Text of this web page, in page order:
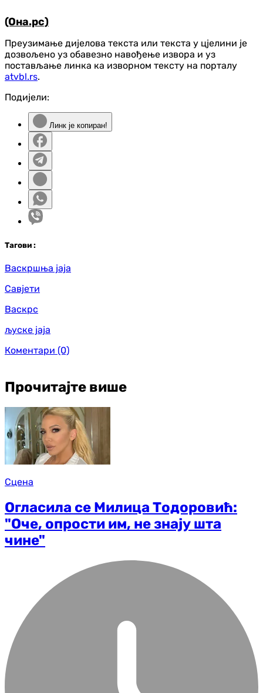
(Она.рс)
Преузимање дијелова текста или текста у цјелини је
дозвољено уз обавезно навођење извора и уз
постављање линка ка изворном тексту на порталу
atvbl.rs.
Подијели:
Линк је копиран!
Тагови :
Васкршња јаја
Савјети
Васкрс
љуске јаја
Коментари (0)
Прочитајте више
Сцена
Огласила се Милица Тодоровић:
"Оче, опрости им, не знају шта
чине"